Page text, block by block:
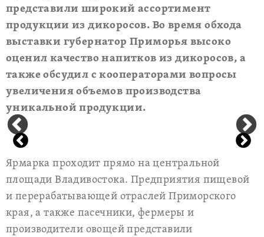
представили широкий ассортимент
продукции из дикоросов. Во время обхода
выставки губернатор Приморья высоко
оценил качество напитков из дикоросов, а
также обсудил с кооператорами вопросы
увеличения объемов производства
уникальной продукции.
Ярмарка проходит прямо на центральной
площади Владивостока. Предприятия пищевой
и перерабатывающей отраслей Приморского
края, а также пасечники, фермеры и
производители овощей представили